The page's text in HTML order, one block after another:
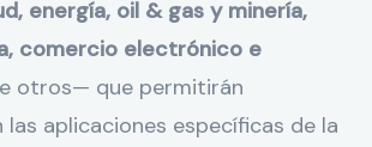
energía, oil & gas y minería,
comercio electrónico e
otros— que permitirán
las aplicaciones específicas de la